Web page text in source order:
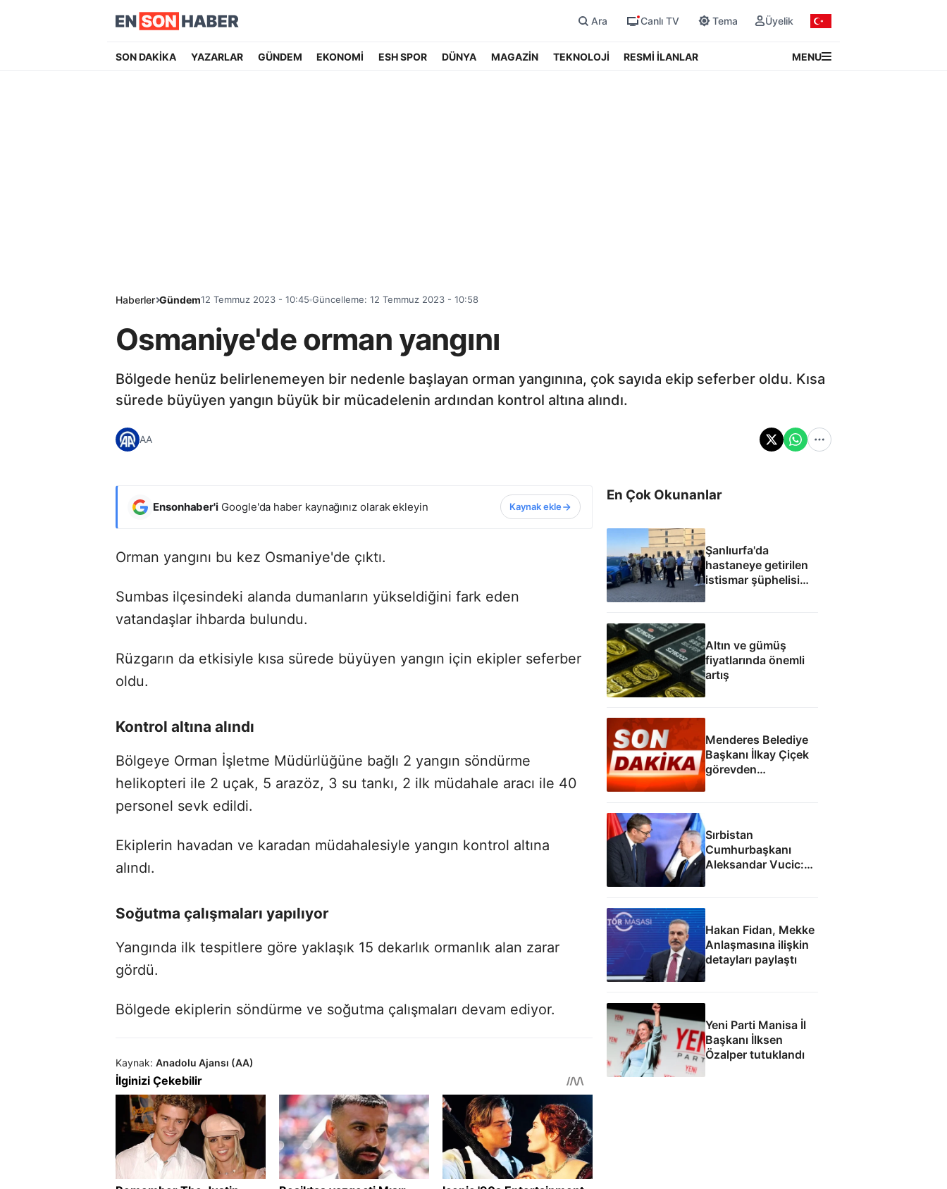
Ara Canlı TV Tema Üyelik
SON DAKİKA YAZARLAR GÜNDEM EKONOMİ ESH SPOR DÜNYA MAGAZİN TEKNOLOJİ RESMİ İLANLAR MENU
Haberler Gündem12 Temmuz 2023 - 10:45 Güncelleme: 12 Temmuz 2023 - 10:58
Osmaniye'de orman yangını
Bölgede henüz belirlenemeyen bir nedenle başlayan orman yangınına, çok sayıda ekip seferber oldu. Kısa
sürede büyüyen yangın büyük bir mücadelenin ardından kontrol altına alındı.
AA
Ensonhaber'i Google'da haber kaynağınız olarak ekleyin Kaynak ekle
Orman yangını bu kez Osmaniye'de çıktı.
Sumbas ilçesindeki alanda dumanların yükseldiğini fark eden
vatandaşlar ihbarda bulundu.
Rüzgarın da etkisiyle kısa sürede büyüyen yangın için ekipler seferber
oldu.
Kontrol altına alındı
Bölgeye Orman İşletme Müdürlüğüne bağlı 2 yangın söndürme
helikopteri ile 2 uçak, 5 arazöz, 3 su tankı, 2 ilk müdahale aracı ile 40
personel sevk edildi.
Ekiplerin havadan ve karadan müdahalesiyle yangın kontrol altına
alındı.
Soğutma çalışmaları yapılıyor
Yangında ilk tespitlere göre yaklaşık 15 dekarlık ormanlık alan zarar
gördü.
Bölgede ekiplerin söndürme ve soğutma çalışmaları devam ediyor.
Kaynak: Anadolu Ajansı (AA)
En Çok Okunanlar
Şanlıurfa'da
hastaneye getirilen
istismar şüphelisi
silahlı saldırıda
Altın ve gümüş
fiyatlarında önemli
artış
Menderes Belediye
Başkanı İlkay Çiçek
görevden
uzaklaştırıldı
Sırbistan
Cumhurbaşkanı
Aleksandar Vucic:
İsrail ile SİHA
Hakan Fidan, Mekke
Anlaşmasına ilişkin
detayları paylaştı
Yeni Parti Manisa İl
Başkanı İlksen
Özalper tutuklandı